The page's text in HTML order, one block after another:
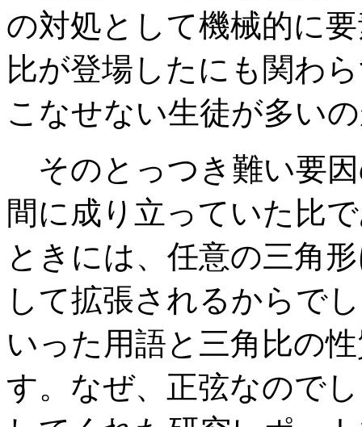
の対処として機械的に
比が登場したにも関わ
こなせない生徒が多い
そのとっつき難い要
間に成り立っていた比
ときには、任意の三角
して拡張されるからで
いった用語と三角比の
す。なぜ、正弦なので